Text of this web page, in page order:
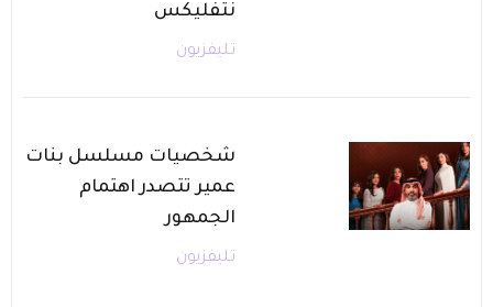
نتفليكس
تليفزيون
شخصيات مسلسل بنات
عمير تتصدر اهتمام
الجمهور
تليفزيون